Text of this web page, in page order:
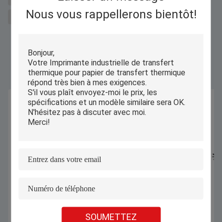
Nous vous rappellerons bientôt!
SOUMETTEZ
imprimante à jet d'encre à code-barres
Produits Semblables